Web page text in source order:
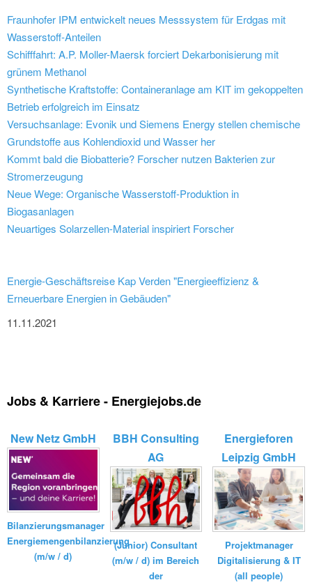
Fraunhofer IPM entwickelt neues Messsystem für Erdgas mit
Wasserstoff-Anteilen
Schifffahrt: A.P. Moller-Maersk forciert Dekarbonisierung mit
grünem Methanol
Synthetische Kraftstoffe: Containeranlage am KIT im gekoppelten
Betrieb erfolgreich im Einsatz
Versuchsanlage: Evonik und Siemens Energy stellen chemische
Grundstoffe aus Kohlendioxid und Wasser her
Kommt bald die Biobatterie? Forscher nutzen Bakterien zur
Stromerzeugung
Neue Wege: Organische Wasserstoff-Produktion in
Biogasanlagen
Neuartiges Solarzellen-Material inspiriert Forscher
Energie-Geschäftsreise Kap Verden "Energieeffizienz &
Erneuerbare Energien in Gebäuden"
11.11.2021
Jobs & Karriere - Energiejobs.de
New Netz GmbH
Bilanzierungsmanager
Energiemengenbilanzierung
(m/w / d)
BBH Consulting
AG
(Junior) Consultant
(m/w / d) im Bereich
der
Energieforen
Leipzig GmbH
Projektmanager
Digitalisierung & IT
(all people)